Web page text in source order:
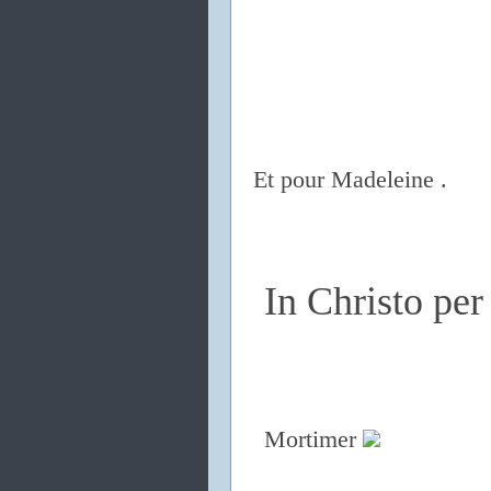
Et pour Madeleine .
In Christo
Mortimer